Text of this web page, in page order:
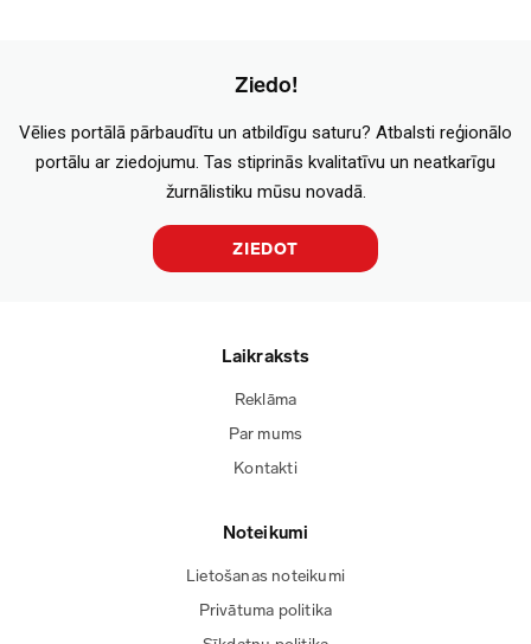
Ziedo!
Vēlies portālā pārbaudītu un atbildīgu saturu? Atbalsti reģionālo
portālu ar ziedojumu. Tas stiprinās kvalitatīvu un neatkarīgu
žurnālistiku mūsu novadā.
ZIEDOT
Laikraksts
Reklāma
Par mums
Kontakti
Noteikumi
Lietošanas noteikumi
Privātuma politika